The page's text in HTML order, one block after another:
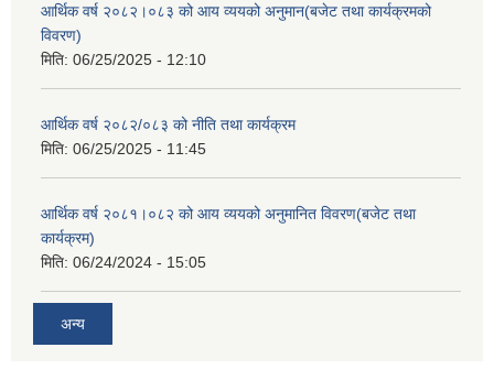
आर्थिक वर्ष २०८२।०८३ को आय व्ययको अनुमान(बजेट तथा कार्यक्रमको
विवरण)
मिति: 06/25/2025 - 12:10
आर्थिक वर्ष २०८२/०८३ को नीति तथा कार्यक्रम
मिति: 06/25/2025 - 11:45
आर्थिक वर्ष २०८१।०८२ को आय व्ययको अनुमानित विवरण(बजेट तथा
कार्यक्रम)
मिति: 06/24/2024 - 15:05
अन्य